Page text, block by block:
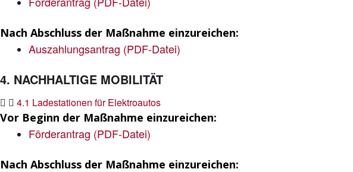
Nach Abschluss der Maßnahme einzureichen:
Auszahlungsantrag (PDF-Datei)
4. NACHHALTIGE MOBILITÄT
4.1 Ladestationen für Elektroautos
Vor Beginn der Maßnahme einzureichen:
Förderantrag (PDF-Datei)
Nach Abschluss der Maßnahme einzureichen: